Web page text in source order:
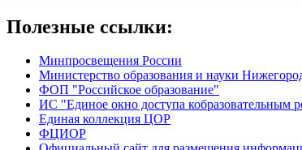
Полезные ссылки:
Минпросвещения России
Министерство образования и науки
ФОП "Российское образование"
ИС "Единое окно доступа кобразовательным
Единая коллекция ЦОР
ФЦИОР